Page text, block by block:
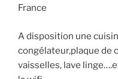
France
A disposition une
congélateur,plaque de
vaisselles, lave